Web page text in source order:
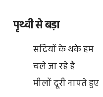
पृथ्वी से बड़ा
सदियों के थके हम
चले जा रहे हैं
मीलों दूरी नापते हुए